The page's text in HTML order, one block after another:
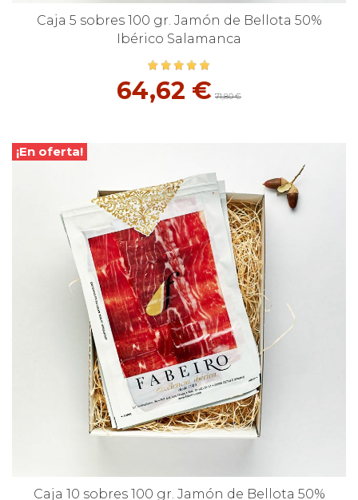
Caja 5 sobres 100 gr. Jamón de Bellota 50%
Ibérico Salamanca
64,62 € 71,80 €
¡En oferta!
Caja 10 sobres 100 gr. Jamón de Bellota 50%